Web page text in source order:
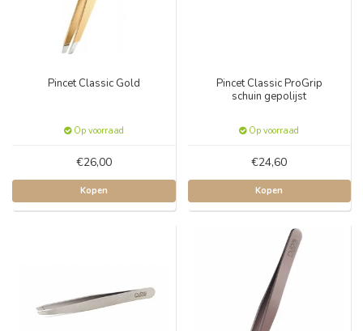
Pincet Classic Gold
Op voorraad
€26,00
Kopen
Pincet Classic ProGrip
schuin gepolijst
Op voorraad
€24,60
Kopen